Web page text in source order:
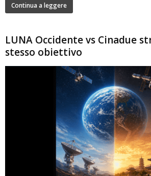
Continua a leggere
LUNA Occidente vs Cinadue
stesso obiettivo